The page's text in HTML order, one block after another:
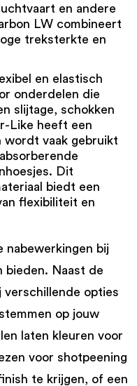
en andere
LW combineert
treksterkte en
en elastisch
onderdelen die
slijtage, schokken
Like heeft een
vaak gebruikt
Dit
biedt een
flexibiliteit en
nabewerkingen bij
bieden. Naast de
verschillende opties
op jouw
laten kleuren voor
voor shotpeening
te krijgen, of een